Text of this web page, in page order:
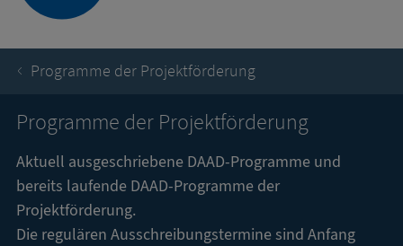
Programme der Projektförderung
Programme der Projektförderung
Aktuell ausgeschriebene DAAD-Programme und
bereits laufende DAAD-Programme der
Projektförderung.
Die regulären Ausschreibungstermine sind Anfang